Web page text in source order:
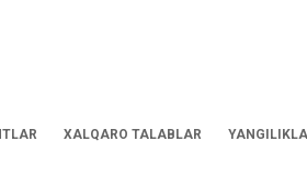
XALQARO TALABLAR